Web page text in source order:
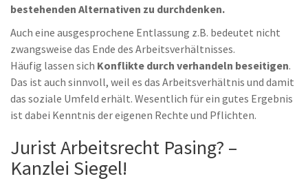
bestehenden Alternativen zu durchdenken.
Auch eine ausgesprochene Entlassung z.B. bedeutet nicht
zwangsweise das Ende des Arbeitsverhältnisses.
Häufig lassen sich Konflikte durch verhandeln beseitigen.
Das ist auch sinnvoll, weil es das Arbeitsverhältnis und damit
das soziale Umfeld erhält. Wesentlich für ein gutes Ergebnis
ist dabei Kenntnis der eigenen Rechte und Pflichten.
Jurist Arbeitsrecht Pasing? –
Kanzlei Siegel!